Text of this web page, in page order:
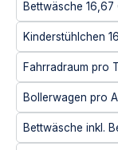
Bettwäsche 16,67
Kinderstühlchen
Fahrradraum pro
Bollerwagen pro
Bettwäsche inkl.